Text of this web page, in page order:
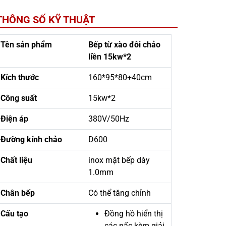
SỐ KỸ THUẬT
Tên sản phẩm
Bếp từ xào đôi chảo
liền 15kw*2
Kích thước 160*95*80+40cm
Công suất 15kw*2
Điện áp 380V/50Hz
Đường kính chảo D600
Chất liệu
inox mặt bếp dày
1.0mm
Chân bếp Có thể tăng chỉnh
Cấu tạo
Đồng hồ hiển thị